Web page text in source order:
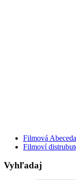
Filmová Abeceda
Filmoví
Vyhľadaj